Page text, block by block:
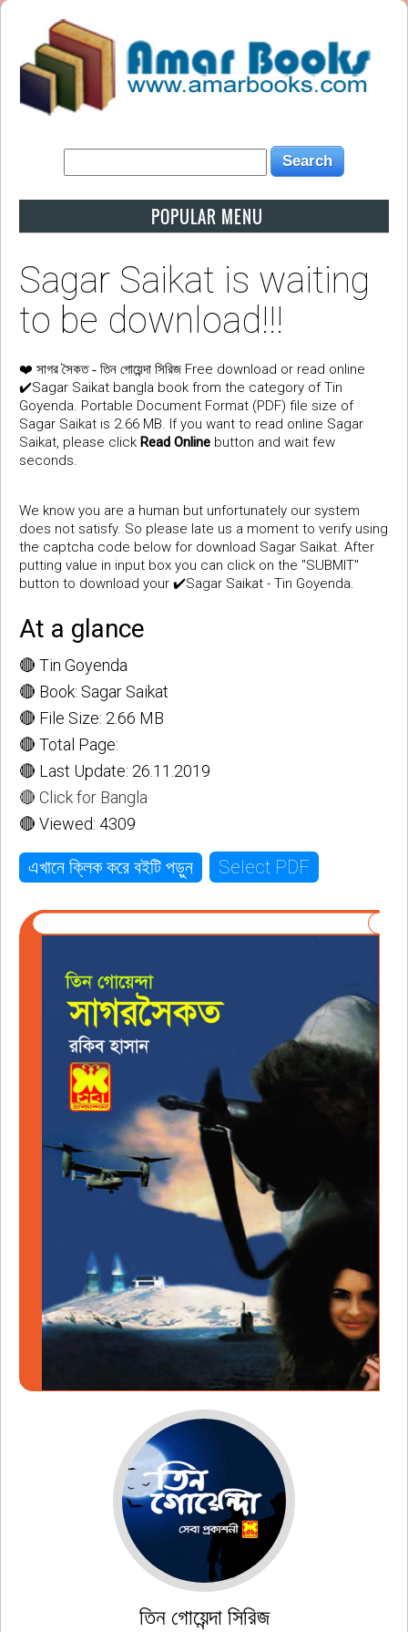
POPULAR MENU
Sagar Saikat is waiting
to be download!!!
❤️ সাগর সৈকত - তিন গোয়েন্দা সিরিজ Free download or read online
✔️Sagar Saikat bangla book from the category of Tin
Goyenda. Portable Document Format (PDF) file size of
Sagar Saikat is 2.66 MB. If you want to read online Sagar
Saikat, please click Read Online button and wait few
seconds.
We know you are a human but unfortunately our system
does not satisfy. So please late us a moment to verify using
the captcha code below for download Sagar Saikat. After
putting value in input box you can click on the "SUBMIT"
button to download your ✔️Sagar Saikat - Tin Goyenda.
At a glance
🔴 Tin Goyenda
🔴 Book: Sagar Saikat
🔴 File Size: 2.66 MB
🔴 Total Page:
🔴 Last Update: 26.11.2019
🔴 Click for Bangla
🔴 Viewed: 4309
এখানে ক্লিক করে বইটি পড়ুন Select PDF
তিন গোয়েন্দা সিরিজ